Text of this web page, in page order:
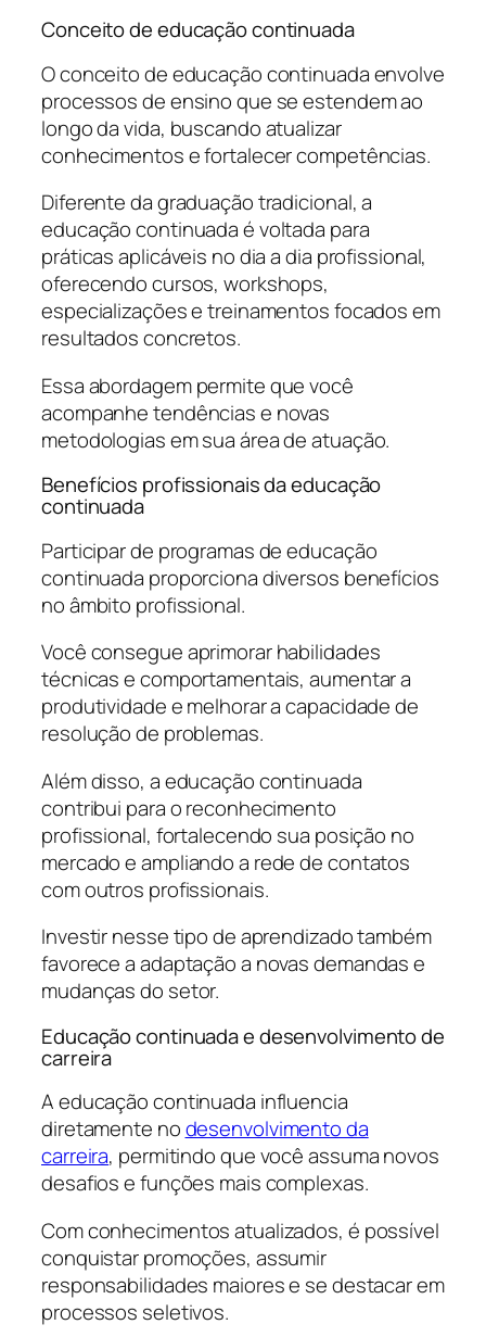
Conceito de educação continuada
O conceito de educação continuada envolve
processos de ensino que se estendem ao
longo da vida, buscando atualizar
conhecimentos e fortalecer competências.
Diferente da graduação tradicional, a
educação continuada é voltada para
práticas aplicáveis no dia a dia profissional,
oferecendo cursos, workshops,
especializações e treinamentos focados em
resultados concretos.
Essa abordagem permite que você
acompanhe tendências e novas
metodologias em sua área de atuação.
Benefícios profissionais da educação
continuada
Participar de programas de educação
continuada proporciona diversos benefícios
no âmbito profissional.
Você consegue aprimorar habilidades
técnicas e comportamentais, aumentar a
produtividade e melhorar a capacidade de
resolução de problemas.
Além disso, a educação continuada
contribui para o reconhecimento
profissional, fortalecendo sua posição no
mercado e ampliando a rede de contatos
com outros profissionais.
Investir nesse tipo de aprendizado também
favorece a adaptação a novas demandas e
mudanças do setor.
Educação continuada e desenvolvimento de
carreira
A educação continuada influencia
diretamente nodesenvolvimento da
carreira, permitindo que você assuma novos
desafios e funções mais complexas.
Com conhecimentos atualizados, é possível
conquistar promoções, assumir
responsabilidades maiores e se destacar em
processos seletivos.